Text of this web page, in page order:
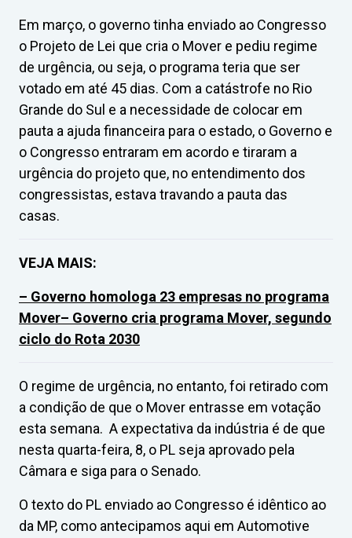
Em março, o governo tinha enviado ao Congresso
o Projeto de Lei que cria o Mover e pediu regime
de urgência, ou seja, o programa teria que ser
votado em até 45 dias. Com a catástrofe no Rio
Grande do Sul e a necessidade de colocar em
pauta a ajuda financeira para o estado, o Governo e
o Congresso entraram em acordo e tiraram a
urgência do projeto que, no entendimento dos
congressistas, estava travando a pauta das
casas.
VEJA MAIS:
– Governo homologa 23 empresas no programa
Mover– Governo cria programa Mover, segundo
ciclo do Rota 2030
O regime de urgência, no entanto, foi retirado com
a condição de que o Mover entrasse em votação
esta semana. A expectativa da indústria é de que
nesta quarta-feira, 8, o PL seja aprovado pela
Câmara e siga para o Senado.
O texto do PL enviado ao Congresso é idêntico ao
da MP, como antecipamos aqui em Automotive